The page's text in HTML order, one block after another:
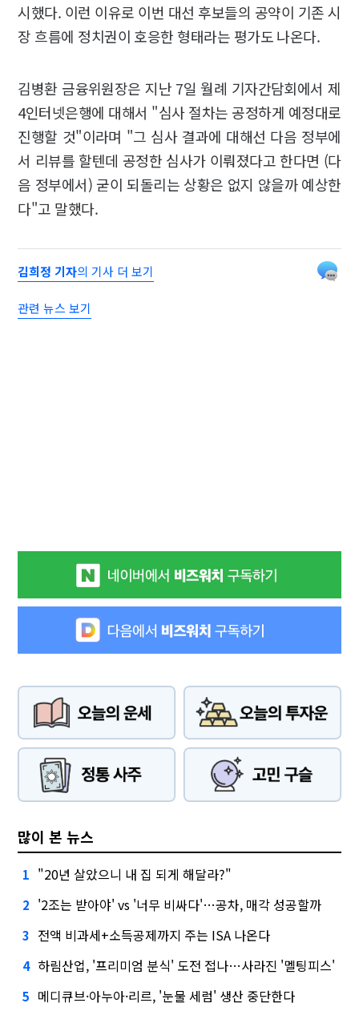
시했다. 이런 이유로 이번 대선 후보들의 공약이 기존 시
장 흐름에 정치권이 호응한 형태라는 평가도 나온다.
김병환 금융위원장은 지난 7일 월례 기자간담회에서 제
4인터넷은행에 대해서 "심사 절차는 공정하게 예정대로
진행할 것"이라며 "그 심사 결과에 대해선 다음 정부에
서 리뷰를 할텐데 공정한 심사가 이뤄졌다고 한다면 (다
음 정부에서) 굳이 되돌리는 상황은 없지 않을까 예상한
다"고 말했다.
김희정 기자의 기사 더 보기
관련 뉴스 보기
많이 본 뉴스
1 "20년 살았으니 내 집 되게 해달라?"
2 '2조는 받아야' vs '너무 비싸다'…공차, 매각 성공할까
3 전액 비과세+소득공제까지 주는 ISA 나온다
4 하림산업, '프리미엄 분식' 도전 접나…사라진 '멜팅피스'
5 메디큐브·아누아·리르, '눈물 세럼' 생산 중단한다